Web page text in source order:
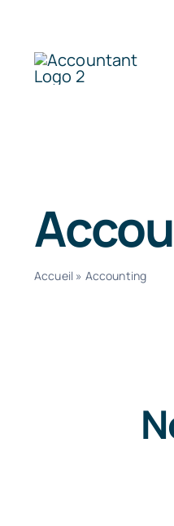
content
Accueil » Accounting